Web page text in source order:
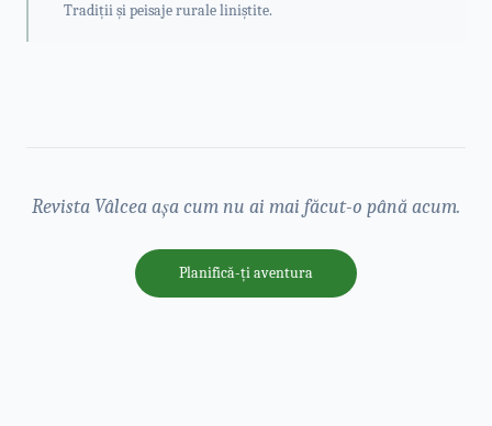
Tradiții și peisaje rurale liniștite.
Revista Vâlcea așa cum nu ai mai făcut-o până acum.
Planifică-ți aventura